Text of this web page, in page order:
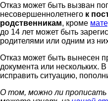
Отказ может быть вызван
несовершеннолетнего к
родственникам, кроме
до 14 лет может быть
родителями или одним из
Отказ может быть вынесен
документа или нескольких.
исправить ситуацию,
О том, можно ли прописать